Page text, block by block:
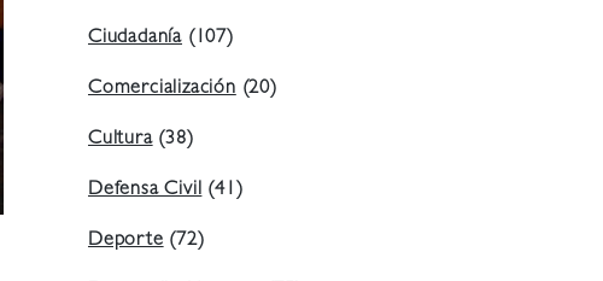
Ciudadanía (107)
Comercialización(20)
Cultura(38)
Defensa Civil(41)
Deporte(72)